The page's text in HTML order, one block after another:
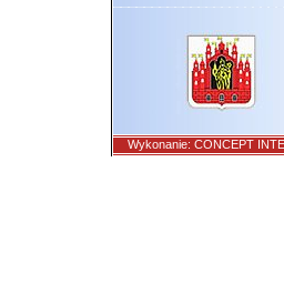
Wykonanie: CONCEPT